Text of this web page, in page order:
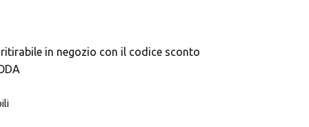
in negozio con il codice sconto